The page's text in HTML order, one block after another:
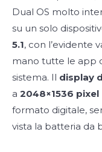
Dual OS molto
su un solo
5.1, con l’evidente
mano tutte le app
sistema. Il display
a 2048×1536 pixel
formato digitale,
vista la batteria da